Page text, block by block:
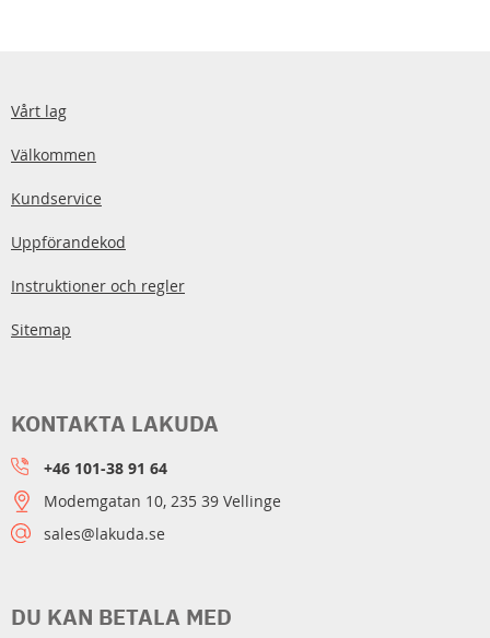
Vårt lag
Välkommen
Kundservice
Uppförandekod
Instruktioner och regler
Sitemap
DU KAN BETALA MED
KONTAKTA LAKUDA
+46 101-38 91 64
Modemgatan 10, 235 39 Vellinge
sales@lakuda.se